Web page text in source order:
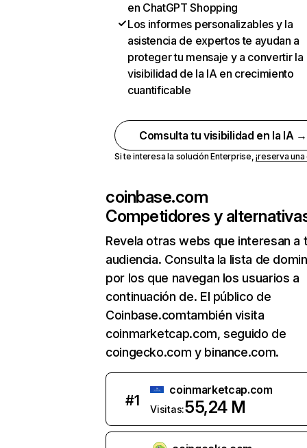
en ChatGPT Shopping
Los informes personalizables y la
asistencia de expertos te ayudan a
proteger tu mensaje y a convertir la
visibilidad de la IA en crecimiento
cuantificable
Comsulta tu visibilidad en la IA →
Si te interesa la solución Enterprise,¡reserva
coinbase.com
Competidores y
Revela otras webs que interesan a
audiencia. Consulta la lista de
por los que navegan los usuarios a
continuación de. El público de
Coinbase.comtambién visita
coinmarketcap.com, seguido de
coingecko.com y binance.com.
#1
coinmarketcap.com
Visitas:55,24 M